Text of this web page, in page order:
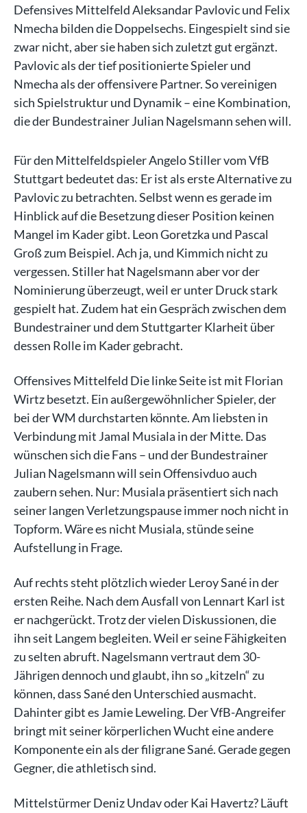
Defensives Mittelfeld Aleksandar Pavlovic und Felix
Nmecha bilden die Doppelsechs. Eingespielt sind sie
zwar nicht, aber sie haben sich zuletzt gut ergänzt.
Pavlovic als der tief positionierte Spieler und
Nmecha als der offensivere Partner. So vereinigen
sich Spielstruktur und Dynamik – eine Kombination,
die der Bundestrainer Julian Nagelsmann sehen will.
Für den Mittelfeldspieler Angelo Stiller vom VfB
Stuttgart bedeutet das: Er ist als erste Alternative zu
Pavlovic zu betrachten. Selbst wenn es gerade im
Hinblick auf die Besetzung dieser Position keinen
Mangel im Kader gibt. Leon Goretzka und Pascal
Groß zum Beispiel. Ach ja, und Kimmich nicht zu
vergessen. Stiller hat Nagelsmann aber vor der
Nominierung überzeugt, weil er unter Druck stark
gespielt hat. Zudem hat ein Gespräch zwischen dem
Bundestrainer und dem Stuttgarter Klarheit über
dessen Rolle im Kader gebracht.
Offensives Mittelfeld Die linke Seite ist mit Florian
Wirtz besetzt. Ein außergewöhnlicher Spieler, der
bei der WM durchstarten könnte. Am liebsten in
Verbindung mit Jamal Musiala in der Mitte. Das
wünschen sich die Fans – und der Bundestrainer
Julian Nagelsmann will sein Offensivduo auch
zaubern sehen. Nur: Musiala präsentiert sich nach
seiner langen Verletzungspause immer noch nicht in
Topform. Wäre es nicht Musiala, stünde seine
Aufstellung in Frage.
Auf rechts steht plötzlich wieder Leroy Sané in der
ersten Reihe. Nach dem Ausfall von Lennart Karl ist
er nachgerückt. Trotz der vielen Diskussionen, die
ihn seit Langem begleiten. Weil er seine Fähigkeiten
zu selten abruft. Nagelsmann vertraut dem 30-
Jährigen dennoch und glaubt, ihn so „kitzeln“ zu
können, dass Sané den Unterschied ausmacht.
Dahinter gibt es Jamie Leweling. Der VfB-Angreifer
bringt mit seiner körperlichen Wucht eine andere
Komponente ein als der filigrane Sané. Gerade gegen
Gegner, die athletisch sind.
Mittelstürmer Deniz Undav oder Kai Havertz? Läuft